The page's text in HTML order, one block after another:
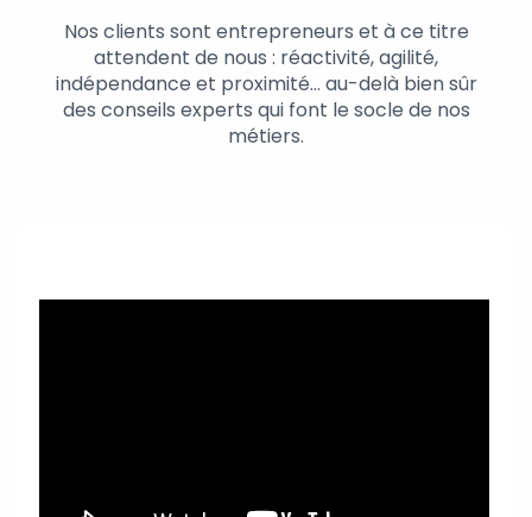
Nos clients sont entrepreneurs et à ce titre
attendent de nous : réactivité, agilité,
indépendance et proximité… au-delà bien sûr
des conseils experts qui font le socle de nos
métiers.